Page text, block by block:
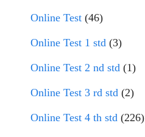
Online Test (46)
Online Test 1 std (3)
Online Test 2 nd std (1)
Online Test 3 rd std (2)
Online Test 4 th std (226)